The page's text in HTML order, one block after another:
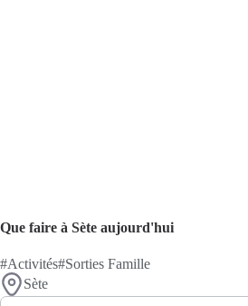
Que faire à Sète aujourd'hui
#Activités#Sorties Famille
Sète